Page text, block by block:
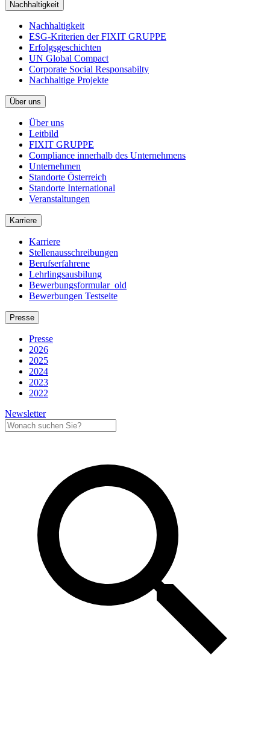
Nachhaltigkeit
Nachhaltigkeit
ESG-Kriterien der FIXIT GRUPPE
Erfolgsgeschichten
UN Global Compact
Corporate Social Responsabilty
Nachhaltige Projekte
Über uns
Über uns
Leitbild
FIXIT GRUPPE
Compliance innerhalb des Unternehmens
Unternehmen
Standorte Österreich
Standorte International
Veranstaltungen
Karriere
Karriere
Stellenausschreibungen
Berufserfahrene
Lehrlingsausbilung
Bewerbungsformular_old
Bewerbungen Testseite
Presse
Presse
2026
2025
2024
2023
2022
Newsletter